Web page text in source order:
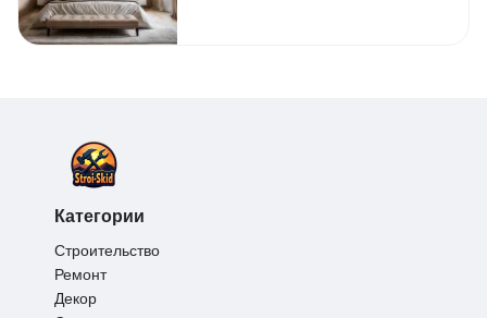
Категории
Строительство
Ремонт
Декор